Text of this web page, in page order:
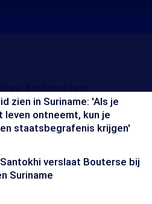
zien in Suriname: 'Als je
leven ontneemt, kun je
staatsbegrafenis krijgen'
verslaat Bouterse bij
Suriname